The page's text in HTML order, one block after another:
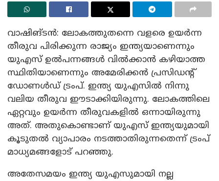
വാഷിങ്ടൻ: ലോകത്തുതന്നെ വളരെ ഉയർന്ന
തീരുവ പിരിക്കുന്ന രാജ്യം ഇന്ത്യയാണെന്നും
യുഎസ് ഉൽപന്നങ്ങൾ വിൽക്കാൻ കഴിയാത്ത
സ്ഥിതിയാണെന്നും അമേരിക്കൻ പ്രസിഡന്റ്
ഡോണൾഡ് ട്രംപ്. ഇന്ത്യ യുഎസിൽ നിന്നു
വലിയ തീരുവ ഈടാക്കിയിരുന്നു. ലോകത്തിലെ
ഏറ്റവും ഉയർന്ന തീരുവകളിൽ ഒന്നായിരുന്നു
അത്. അതുകൊണ്ടാണ് യുഎസ് ഇന്ത്യയുമായി
കൂടുതൽ വ്യാപാരം നടത്താതിരുന്നതെന്ന് ട്രംപ്
മാധ്യമങ്ങളോട് പറഞ്ഞു.
അതേസമയം ഇന്ത്യ യുഎസുമായി നല്ല